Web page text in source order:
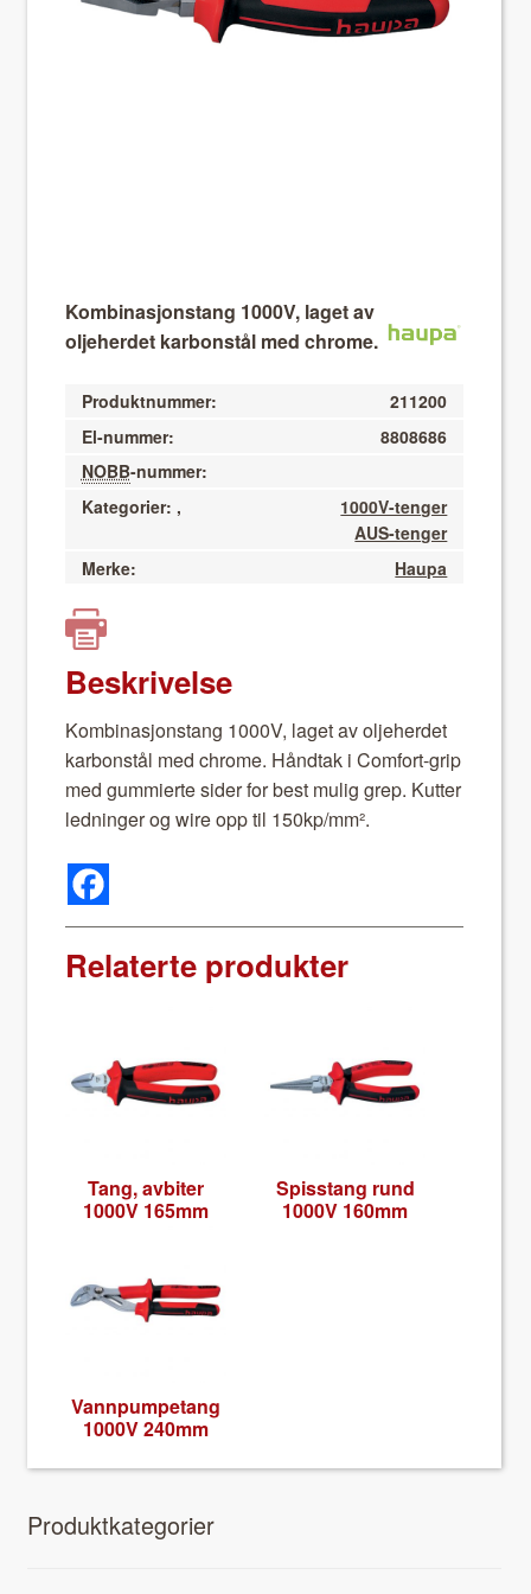
About VIX
Kombinasjonstang 1000V, laget av
oljeherdet karbonstål med chrome.
Produktnummer:
211200
El-nummer:
8808686
NOBB-nummer:
Kategorier:
1000V-tenger
,
AUS-tenger
Merke:
Haupa
Beskrivelse
Kom­bi­nasjon­stang 1000V, laget av olje­herdet
kar­bon­stål med chrome. Hånd­tak i Com­fort-grip
med gum­mierte sider for best mulig grep. Kut­ter
led­ninger og wire opp til 150kp/mm².
Relaterte produkter
Tang, avbiter
1000V 165mm
Spis­stang rund
1000V 160mm
Van­npum­petang
1000V 240mm
Pro­duk­tkat­e­gori­er